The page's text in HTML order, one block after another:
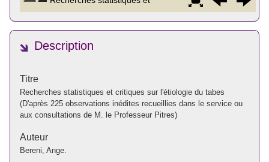
Description
Titre
Recherches statistiques et critiques sur l'étiologie du tabes
(D'après 225 observations inédites recueillies dans le service ou
aux consultations de M. le Professeur Pitres)
Auteur
Bereni, Ange.